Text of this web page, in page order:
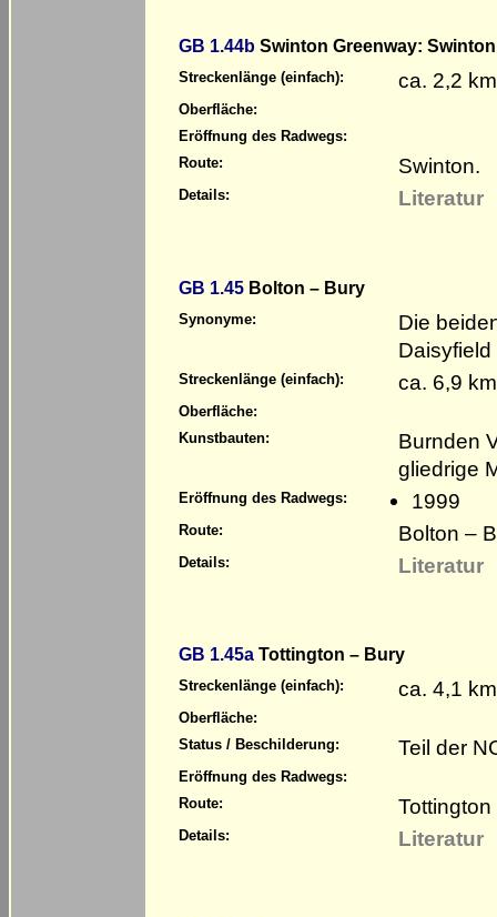
GB 1.44b Swinton Greenway: Swinton
Streckenlänge (einfach): ca. 2,2 km
Oberfläche:
Eröffnung des Radwegs:
Route:
Swinton.
Details: Literatur
GB 1.45 Bolton – Bury
Synonyme:
Die
Streckenlänge (einfach): ca. 6,9 km
Oberfläche:
Kunstbauten:
Burnden
gliedrige
Eröffnung des Radwegs: 1999
Route: Bolton –
Details: Literatur
GB 1.45a Tottington – Bury
Streckenlänge (einfach): ca. 4,1 km
Oberfläche:
Status / Beschilderung:
Teil der
Eröffnung des Radwegs:
Route:
Tottington
Details: Literatur